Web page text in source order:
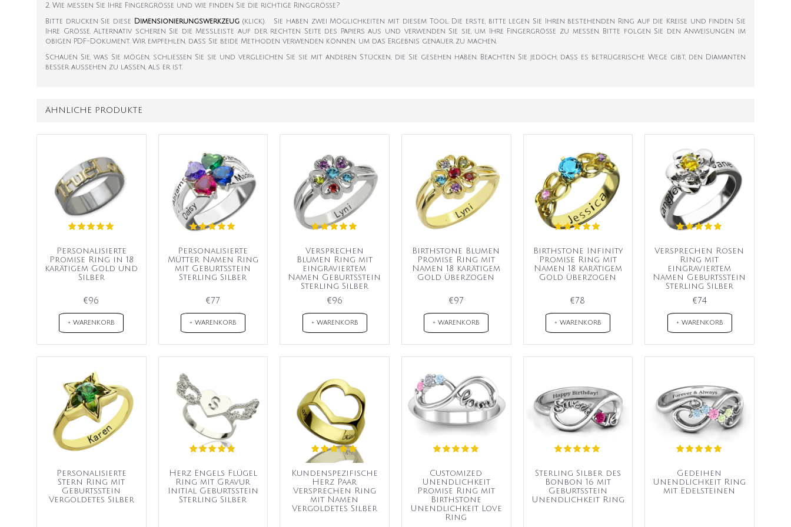
2. Wie messen Sie Ihre Fingergröße und wie finden Sie die richtige Ringgröße?
Bitte drucken Sie diese Dimensionierungswerkzeug (klick). Sie haben zwei Möglichkeiten mit diesem Tool. Die erste, bitte legen Sie Ihren bestehenden Ring auf die Kreise und finden Sie
Ihre Größe. Alternativ scheren Sie die Messleiste auf der rechten Seite des Papiers aus und verwenden Sie sie, um Ihre Fingergröße zu messen. Bitte folgen Sie den Anweisungen im
obigen PDF-Dokument. Wir empfehlen, dass Sie beide Methoden verwenden können, um das Ergebnis genauer zu machen.
Schauen Sie, was Sie mögen, schließen Sie sie und vergleichen Sie sie mit anderen Stücken, die Sie gesehen haben. Beachten Sie jedoch, dass es betrügerische Wege gibt, den Diamanten
besser aussehen zu lassen, als er ist.
ÄHNLICHE PRODUKTE
Personalisierte
Promise Ring in 18
karätigem Gold und
Silber
€96
+ WARENKORB
Personalisierte
Mütter Namen Ring
mit Geburtsstein
Sterling Silber
€77
+ WARENKORB
Versprechen
Blumen Ring mit
eingraviertem
Namen Geburtsstein
Sterling Silber
€96
+ WARENKORB
Birthstone Blumen
Promise Ring mit
Namen 18 karätigem
Gold überzogen
€97
+ WARENKORB
Birthstone Infinity
Promise Ring mit
Namen 18 karätigem
Gold überzogen
€78
+ WARENKORB
Versprechen Rosen
Ring mit
eingraviertem
Namen Geburtsstein
Sterling Silber
€74
+ WARENKORB
Personalisierte
Stern Ring mit
Geburtsstein
Vergoldetes Silber
Herz Engels Flügel
Ring mit Gravur
Initial Geburtsstein
Sterling Silber
Kundenspezifische
Herz Paar
Versprechen Ring
mit Namen
Vergoldetes Silber
Customized
Unendlichkeit
Promise Ring mit
Birthstone
Unendlichkeit Love
Ring
Sterling Silber des
Bonbon 16 mit
Geburtsstein
Unendlichkeit Ring
Gedeihen
Unendlichkeit Ring
mit Edelsteinen